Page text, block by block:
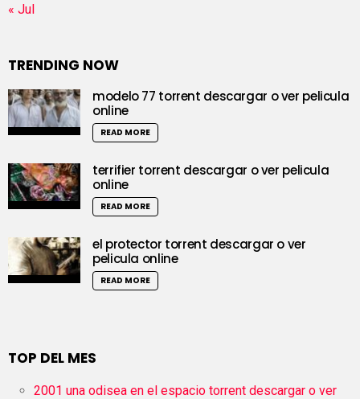
« Jul
TRENDING NOW
modelo 77 torrent descargar o ver pelicula
online
READ MORE
terrifier torrent descargar o ver pelicula
online
READ MORE
el protector torrent descargar o ver
pelicula online
READ MORE
TOP DEL MES
2001 una odisea en el espacio torrent descargar o ver